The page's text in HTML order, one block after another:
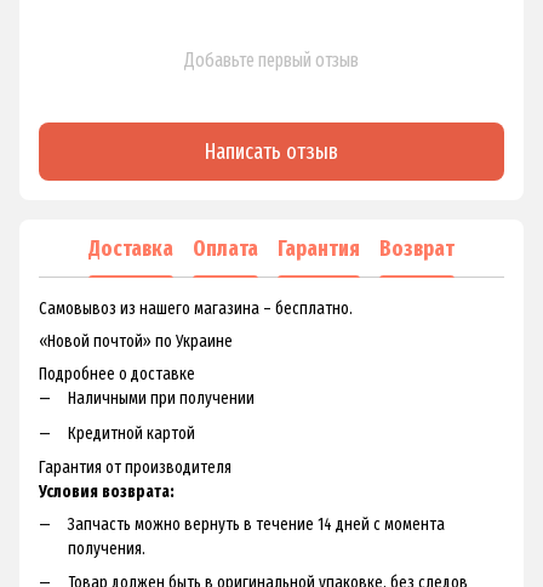
Добавьте первый отзыв
Написать отзыв
Доставка Оплата Гарантия Возврат
Самовывоз из нашего магазина – бесплатно.
«Новой почтой» по Украине
Подробнее о доставке
Наличными при получении
Кредитной картой
Гарантия от производителя
Условия возврата:
Запчасть можно вернуть в течение 14 дней с момента
получения.